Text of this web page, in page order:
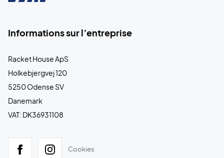
Informations sur l’entreprise
Racket House ApS
Holkebjergvej 120
5250 Odense SV
Danemark
VAT: DK36931108
Cookies